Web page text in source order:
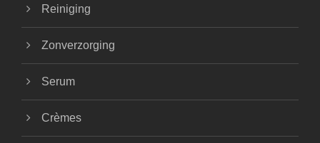
Reiniging
Zonverzorging
Serum
Crèmes